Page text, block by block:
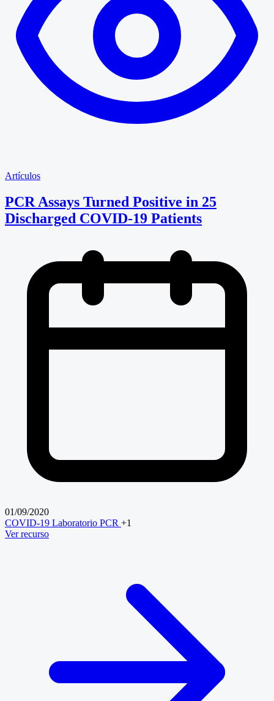
Artículos
PCR Assays Turned Positive in 25
Discharged COVID-19 Patients
01/09/2020
COVID-19 Laboratorio PCR +1
Ver recurso